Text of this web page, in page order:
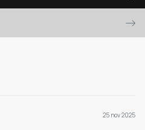
25 nov 2025